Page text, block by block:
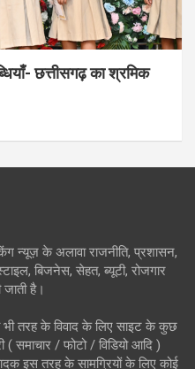
छत्तीसगढ़ का श्रमिक
न्यूज़ के अलावा राजनीति, प्रशासन,
बिजनेस, सेहत, ब्यूटी, रोजगार
है।
तरह के विवाद के लिए साइट के कुछ
( समाचार / फोटो / विडियो आदि )
इस तरह के सामग्रियों के लिए कोई